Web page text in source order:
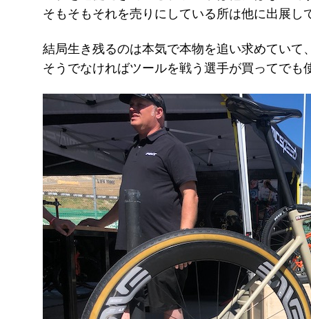
そもそもそれを売りにしている所は他に出展し
結局生き残るのは本気で本物を追い求めていて
そうでなければツールを戦う選手が買ってでも